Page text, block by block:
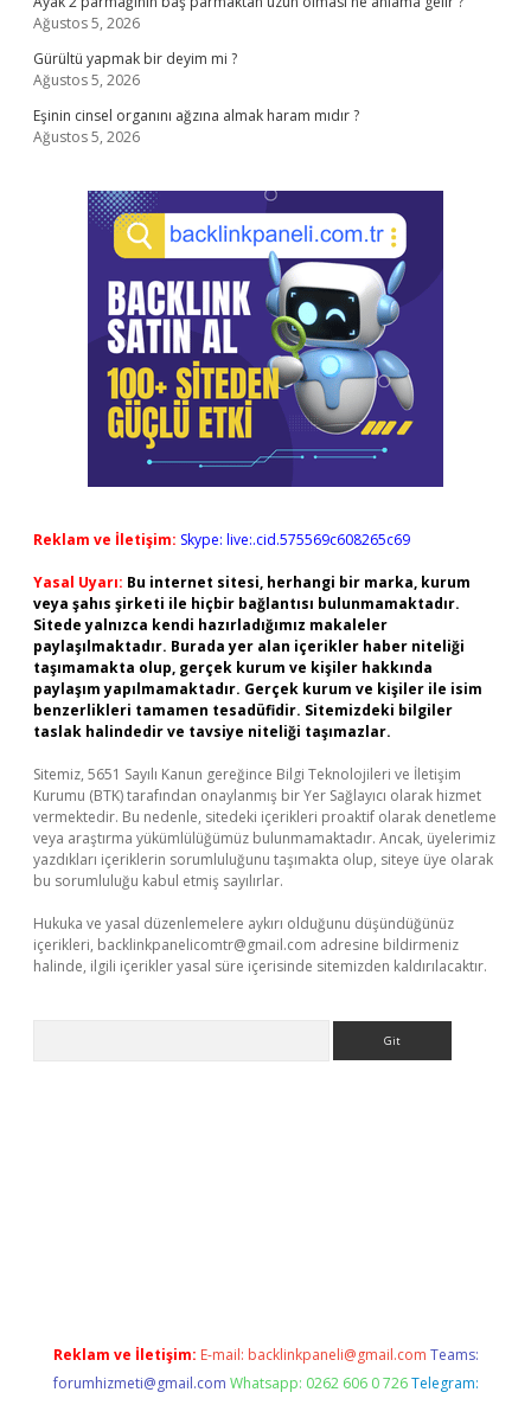
Ağustos 5, 2026
Gürültü yapmak bir deyim mi ?
Ağustos 5, 2026
Eşinin cinsel organını ağzına almak haram mıdır ?
Ağustos 5, 2026
Reklam ve İletişim: Skype: live:.cid.575569c608265c69
Yasal Uyarı: Bu internet sitesi, herhangi bir marka, kurum
veya şahıs şirketi ile hiçbir bağlantısı bulunmamaktadır.
Sitede yalnızca kendi hazırladığımız makaleler
paylaşılmaktadır. Burada yer alan içerikler haber niteliği
taşımamakta olup, gerçek kurum ve kişiler hakkında
paylaşım yapılmamaktadır. Gerçek kurum ve kişiler ile isim
benzerlikleri tamamen tesadüfidir. Sitemizdeki bilgiler
taslak halindedir ve tavsiye niteliği taşımazlar.
Sitemiz, 5651 Sayılı Kanun gereğince Bilgi Teknolojileri ve İletişim
Kurumu (BTK) tarafından onaylanmış bir Yer Sağlayıcı olarak hizmet
vermektedir. Bu nedenle, sitedeki içerikleri proaktif olarak denetleme
veya araştırma yükümlülüğümüz bulunmamaktadır. Ancak, üyelerimiz
yazdıkları içeriklerin sorumluluğunu taşımakta olup, siteye üye olarak
bu sorumluluğu kabul etmiş sayılırlar.
Hukuka ve yasal düzenlemelere aykırı olduğunu düşündüğünüz
içerikleri, backlinkpanelicomtr@gmail.com adresine bildirmeniz
halinde, ilgili içerikler yasal süre içerisinde sitemizden kaldırılacaktır.
Reklam ve İletişim: E-mail: backlinkpaneli@gmail.com Teams:
forumhizmeti@gmail.com Whatsapp: 0262 606 0 726 Telegram: